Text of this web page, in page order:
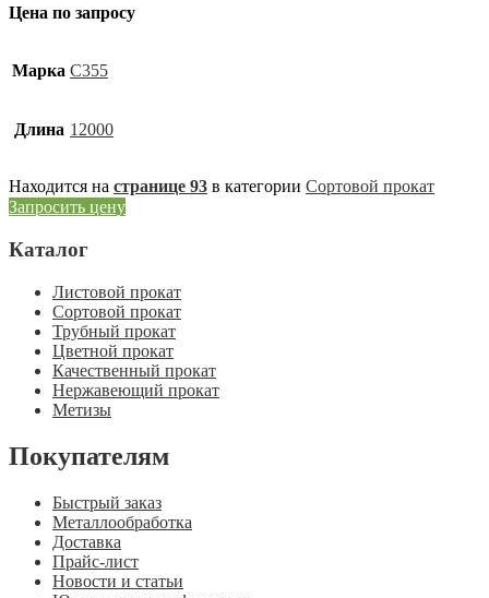
Цена по запросу
Марка С355
Длина 12000
Находится на странице 93 в категории Сортовой прокат
Запросить цену
Каталог
Листовой прокат
Сортовой прокат
Трубный прокат
Цветной прокат
Качественный прокат
Нержавеющий прокат
Метизы
Покупателям
Быстрый заказ
Металлообработка
Доставка
Прайс-лист
Новости и статьи